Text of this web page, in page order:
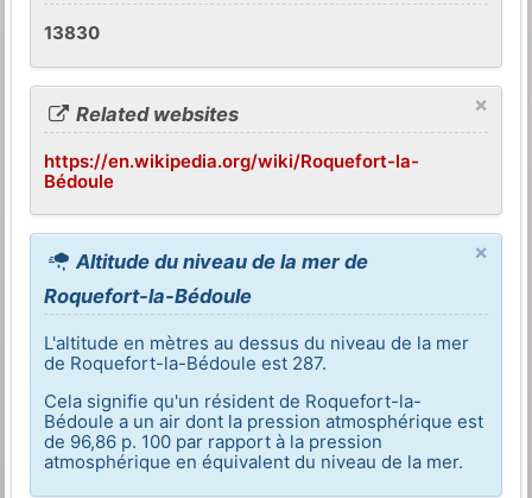
13830
×
Related websites
https://en.wikipedia.org/wiki/Roquefort-la-
Bédoule
×
Altitude du niveau de la mer de
Roquefort-la-Bédoule
L'altitude en mètres au dessus du niveau de la mer
de Roquefort-la-Bédoule est 287.
Cela signifie qu'un résident de Roquefort-la-
Bédoule a un air dont la pression atmosphérique est
de 96,86 p. 100 par rapport à la pression
atmosphérique en équivalent du niveau de la mer.